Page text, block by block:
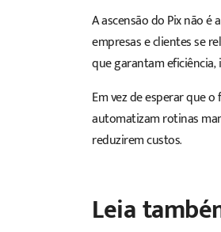
A ascensão do Pix não
empresas e clientes se
que garantam
Em vez de esperar que
automatizam rotinas
reduzirem custos.
Leia